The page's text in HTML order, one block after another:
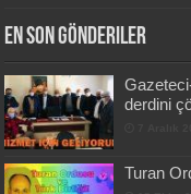
En Son Gönderiler
derdini
Turan